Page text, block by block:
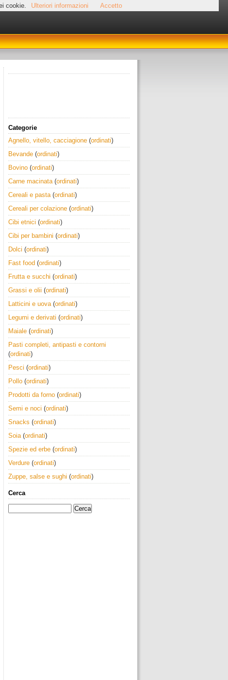
cookie. Ulteriori informazioni Accetto
Categorie
Agnello, vitello, cacciagione (ordinati)
Bevande (ordinati)
Bovino (ordinati)
Carne macinata(ordinati)
Cereali e pasta(ordinati)
Cereali per colazione (ordinati)
Cibi etnici (ordinati)
Cibi per bambini (ordinati)
Dolci (ordinati)
Fast food (ordinati)
Frutta e succhi (ordinati)
Grassi e olii (ordinati)
Latticini e uova(ordinati)
Legumi e derivati (ordinati)
Maiale (ordinati)
Pasti completi, antipasti e contorni
(ordinati)
Pesci (ordinati)
Pollo (ordinati)
Prodotti da forno (ordinati)
Semi e noci (ordinati)
Snacks (ordinati)
Soia(ordinati)
Spezie ed erbe (ordinati)
Verdure (ordinati)
Zuppe, salse e sughi (ordinati)
Cerca